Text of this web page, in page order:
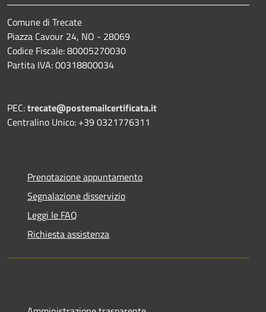
Comune di Trecate
Piazza Cavour 24, NO - 28069
Codice Fiscale: 80005270030
Partita IVA: 00318800034
PEC:trecate@postemailcertificata.it
Centralino Unico: +39 0321776311
Prenotazione appuntamento
Segnalazione disservizio
Leggi le FAQ
Richiesta assistenza